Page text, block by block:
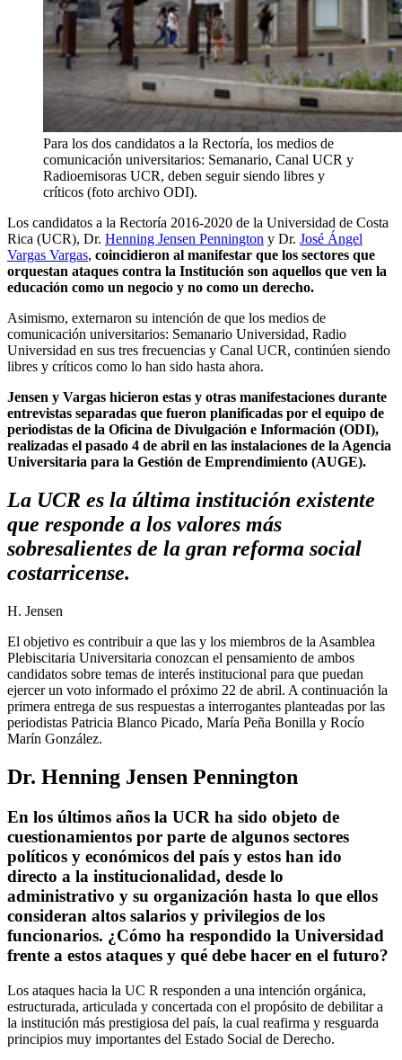
Para los dos candidatos a la Rectoría, los medios de
comunicación universitarios: Semanario, Canal UCR y
Radioemisoras UCR, deben seguir siendo libres y
críticos (foto archivo ODI).
Los candidatos a la Rectoría 2016-2020 de la Universidad de Costa
Rica (UCR), Dr. Henning Jensen Pennington y Dr. José Ángel
Vargas Vargas, coincidieron al manifestar que los sectores que
orquestan ataques contra la Institución son aquellos que ven la
educación como un negocio y no como un derecho.
Asimismo, externaron su intención de que los medios de
comunicación universitarios: Semanario Universidad, Radio
Universidad en sus tres frecuencias y Canal UCR, continúen siendo
libres y críticos como lo han sido hasta ahora.
Jensen y Vargas hicieron estas y otras manifestaciones durante
entrevistas separadas que fueron planificadas por el equipo de
periodistas de la Oficina de Divulgación e Información (ODI),
realizadas el pasado 4 de abril en las instalaciones de la Agencia
Universitaria para la Gestión de Emprendimiento (AUGE).
La UCR es la última institución existente
que responde a los valores más
sobresalientes de la gran reforma social
costarricense.
H. Jensen
El objetivo es contribuir a que las y los miembros de la Asamblea
Plebiscitaria Universitaria conozcan el pensamiento de ambos
candidatos sobre temas de interés institucional para que puedan
ejercer un voto informado el próximo 22 de abril. A continuación la
primera entrega de sus respuestas a interrogantes planteadas por las
periodistas Patricia Blanco Picado, María Peña Bonilla y Rocío
Marín González.
Dr. Henning Jensen Pennington
En los últimos años la UCR ha sido objeto de
cuestionamientos por parte de algunos sectores
políticos y económicos del país y estos han ido
directo a la institucionalidad, desde lo
administrativo y su organización hasta lo que ellos
consideran altos salarios y privilegios de los
funcionarios. ¿Cómo ha respondido la Universidad
frente a estos ataques y qué debe hacer en el futuro?
Los ataques hacia la UC R responden a una intención orgánica,
estructurada, articulada y concertada con el propósito de debilitar a
la institución más prestigiosa del país, la cual reafirma y resguarda
principios muy importantes del Estado Social de Derecho.